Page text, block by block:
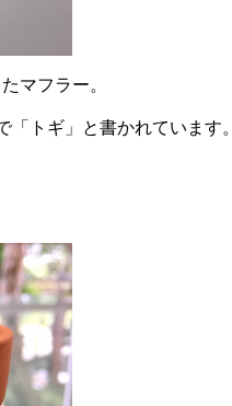
マフラー。
「トギ」と書かれています。